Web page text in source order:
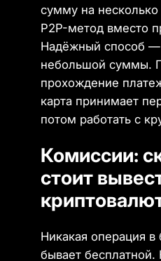
сумму на
P2P-метод вместо
Надёжный способ —
небольшой суммы.
прохождение
карта принимает
потом работать с
Комиссии:
стоит
Никакая операция в
бывает бесплатной.